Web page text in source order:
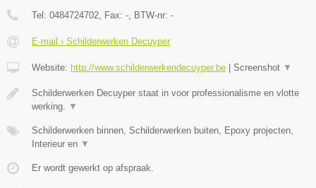
Tel: 0484724702 , Fax: - , BTW-nr: -
E-mail › Schilderwerken Decuyper
Website: http://www.schilderwerkendecuyper.be Screenshot ▼
Schilderwerken Decuyper staat in voor professionalisme en vlotte
werking.
▼
Schilderwerken binnen, Schilderwerken buiten, Epoxy projecten,
Interieur en ▼
Er wordt gewerkt op afspraak.